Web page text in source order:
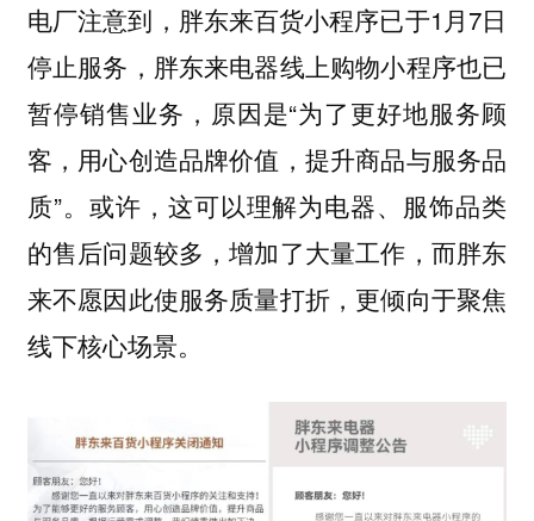
电厂注意到，胖东来百货小程序已于1月7日
停止服务，胖东来电器线上购物小程序也已
暂停销售业务，原因是“为了更好地服务顾
客，用心创造品牌价值，提升商品与服务品
质”。或许，这可以理解为电器、服饰品类
的售后问题较多，增加了大量工作，而胖东
来不愿因此使服务质量打折，更倾向于聚焦
线下核心场景。